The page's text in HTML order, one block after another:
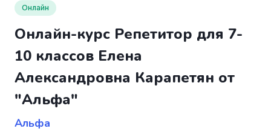
Онлайн
Онлайн-курс Репетитор для 7-
10 классов Елена
Александровна Карапетян от
"Альфа"
Альфа